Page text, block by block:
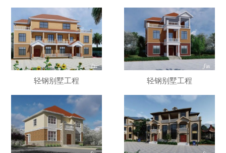
工程案例
技术知识
销售网络
轻钢别墅工程 轻钢别墅工程